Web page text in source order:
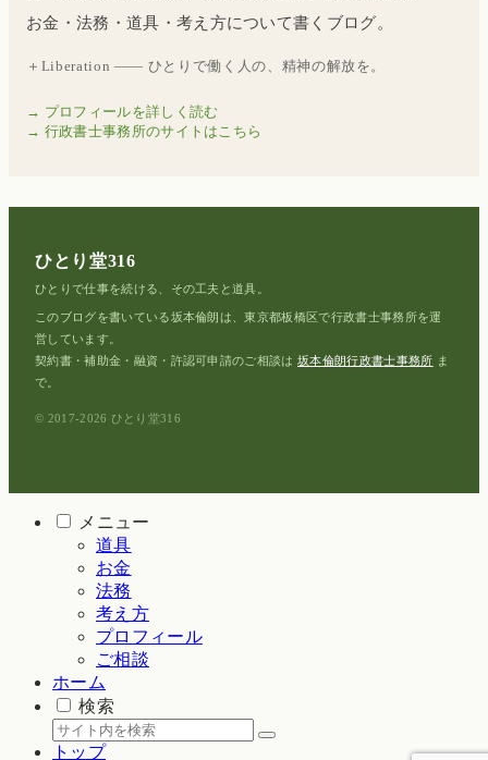
お金・法務・道具・考え方について書くブログ。
＋Liberation —— ひとりで働く人の、精神の解放を。
→ プロフィールを詳しく読む
→ 行政書士事務所のサイトはこちら
ひとり堂316
ひとりで仕事を続ける、その工夫と道具。
このブログを書いている坂本倫朗は、東京都板橋区で行政書士事務所を運
営しています。
契約書・補助金・融資・許認可申請のご相談は坂本倫朗行政書士事務所 ま
で。
© 2017-2026 ひとり堂316
メニュー
道具
お金
法務
考え方
プロフィール
ご相談
ホーム
検索
トップ